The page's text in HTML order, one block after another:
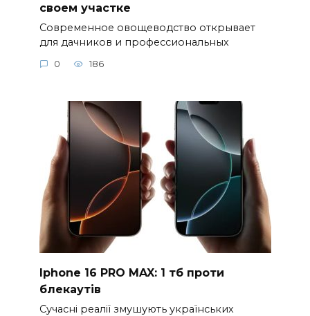
своем участке
Современное овощеводство открывает
для дачников и профессиональных
0 186
Iphone 16 PRO MAX: 1 тб проти
блекаутів
Сучасні реалії змушують українських